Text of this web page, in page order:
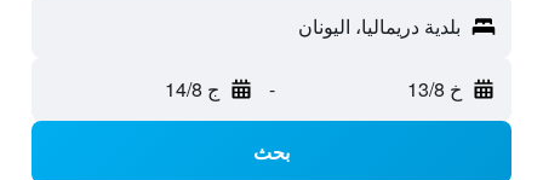
بلدية دريماليا، اليونان
خ 13/8 - ج 14/8
بحث